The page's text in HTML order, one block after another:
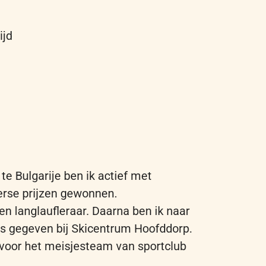
te Bulgarije ben ik actiefmet
prijzen gewonnen.
langlaufleraar. Daarna ben ik naar
gegeven bij Skicentrum Hoofddorp.
het meisjesteam van sportclub